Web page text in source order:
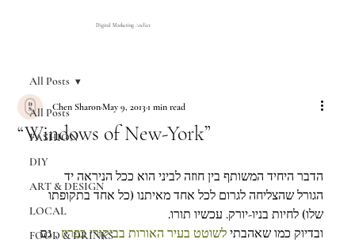
Digital Marketing Atelier
All Posts
FASHION
DIY
ART & DESIGN
LOCAL
FOOD & DRINKS
All Posts
“Windows of New-York”
Chen SharonMay 9, 20131 min read
הדבר היחיד המשותף בין חוזה לביני הוא ככל הניראה יד
הגורל שהצליחה לגרום לכל אחד מאיתנו (כל אחד בתקופתו
שלו) לחיות בניו-יורק. עכשיו תורו.
ובדיוק כמו שאהבתי לשוטט בעיר האורות בביקורי בפריז , גם